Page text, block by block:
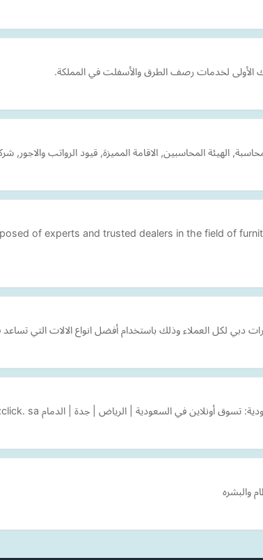
الأولى لخدمات رصف الطرق والأسفلت في المملكة.
الهيئة المحاسبين, الاقامة المميزة, قيود الرواتب والاجور,
of experts and trusted dealers in the field of
دبي لكل العملاء وذلك باستخدام أفضل انواع الالات التي
والبشره